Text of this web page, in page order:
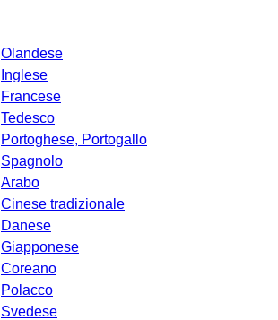
Olandese
Inglese
Francese
Tedesco
Portoghese, Portogallo
Spagnolo
Arabo
Cinese tradizionale
Danese
Giapponese
Coreano
Polacco
Svedese